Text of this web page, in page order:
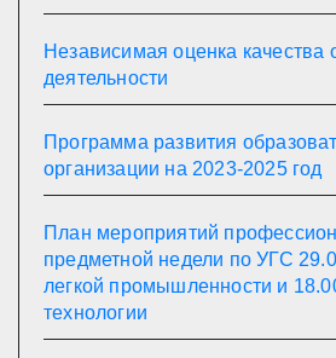
Независимая оценка качества
деятельности
Программа развития
организации на 2023-2025 год
План мероприятий
предметной недели по УГС
легкой промышленности и
технологии